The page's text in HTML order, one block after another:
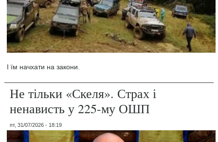
І їм начхати на закони.
Не тільки «Скеля». Страх і
ненависть у 225-му ОШП
пт, 31/07/2026 - 18:19